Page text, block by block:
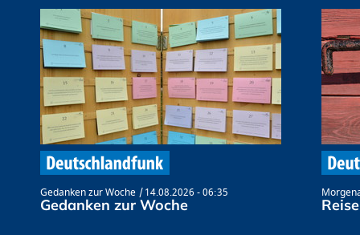
Gedanken zur Woche 14.08.2026 - 06:35
Gedanken zur Woche